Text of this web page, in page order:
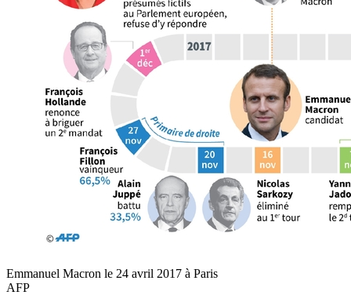
Emmanuel Macron le 24 avril 2017 à Paris
AFP